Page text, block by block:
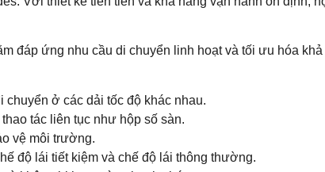
đáp ứng nhu cầu di chuyển linh hoạt và tối ưu hóa
chuyển ở các dải tốc độ khác nhau.
tác liên tục như hộp số sàn.
vệ môi trường.
độ lái tiết kiệm và chế độ lái thông thường.